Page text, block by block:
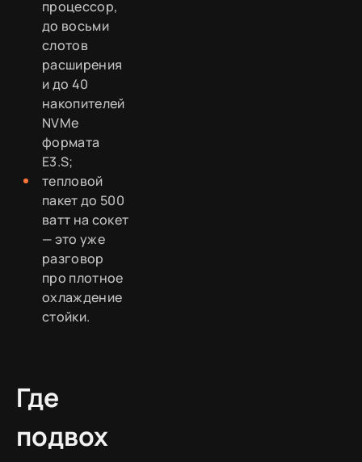
процессор,
до восьми
слотов
расширения
и до 40
накопителей
NVMe
формата
E3.S;
тепловой
пакет до 500
ватт на сокет
— это уже
разговор
про плотное
охлаждение
стойки.
Где
подвох